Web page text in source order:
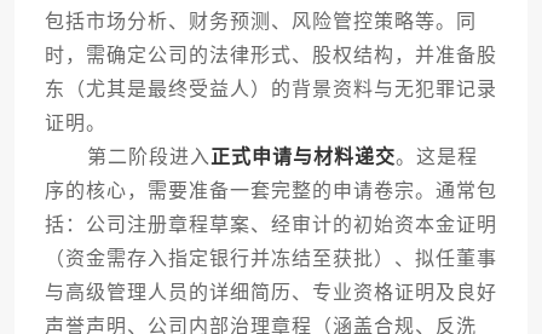
包括市场分析、财务预测、风险管控策略等。同
时，需确定公司的法律形式、股权结构，并准备股
东（尤其是最终受益人）的背景资料与无犯罪记录
证明。
第二阶段进入 正式申请与材料递交。这是程
序的核心，需要准备一套完整的申请卷宗。通常包
括：公司注册章程草案、经审计的初始资本金证明
（资金需存入指定银行并冻结至获批）、拟任董事
与高级管理人员的详细简历、专业资格证明及良好
声誉声明、公司内部治理章程（涵盖合规、反洗